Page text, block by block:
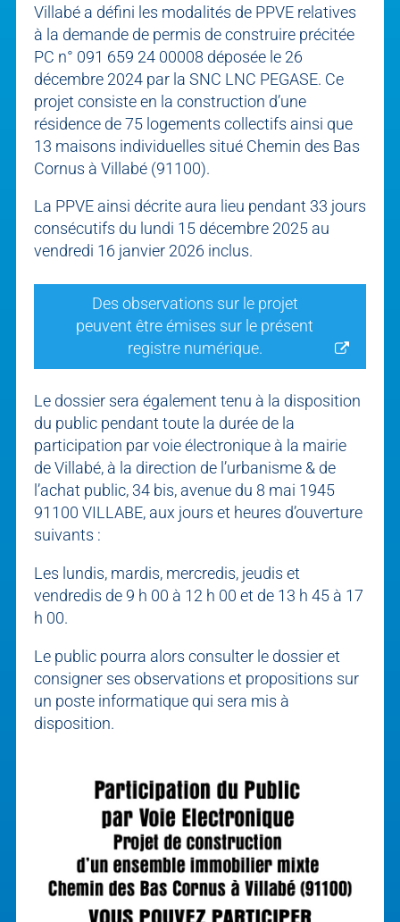
Villabé a défini les modalités de PPVE relatives
à la demande de permis de construire précitée
PC n° 091 659 24 00008 déposée le 26
décembre 2024 par la SNC LNC PEGASE. Ce
projet consiste en la construction d’une
résidence de 75 logements collectifs ainsi que
13 maisons individuelles situé Chemin des Bas
Cornus à Villabé (91100).
La PPVE ainsi décrite aura lieu pendant 33 jours
consécutifs du lundi 15 décembre 2025 au
vendredi 16 janvier 2026 inclus.
Des observations sur le projet
peuvent être émises sur le présent
registre numérique.
Le dossier sera également tenu à la disposition
du public pendant toute la durée de la
participation par voie électronique à la mairie
de Villabé, à la direction de l’urbanisme & de
l’achat public, 34 bis, avenue du 8 mai 1945
91100 VILLABE, aux jours et heures d’ouverture
suivants :
Les lundis, mardis, mercredis, jeudis et
vendredis de 9 h 00 à 12 h 00 et de 13 h 45 à 17
h 00.
Le public pourra alors consulter le dossier et
consigner ses observations et propositions sur
un poste informatique qui sera mis à
disposition.